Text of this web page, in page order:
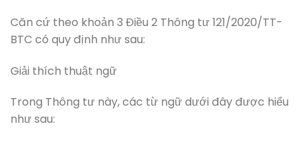
Căn cứ theo khoản 3 Điều 2 Thông tư 121/2020/TT-
BTC có quy định như sau:
Giải thích thuật ngữ
Trong Thông tư này, các từ ngữ dưới đây được hiểu
như sau: